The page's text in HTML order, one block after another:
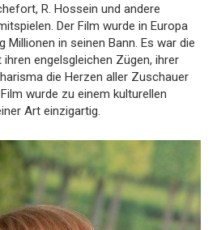
R. Hossein und andere
Der Film wurde in Europa
Millionen in seinen Bann. Es war die
engelsgleichen Zügen, ihrer
die Herzen aller Zuschauer
wurde zu einem kulturellen
Art einzigartig.